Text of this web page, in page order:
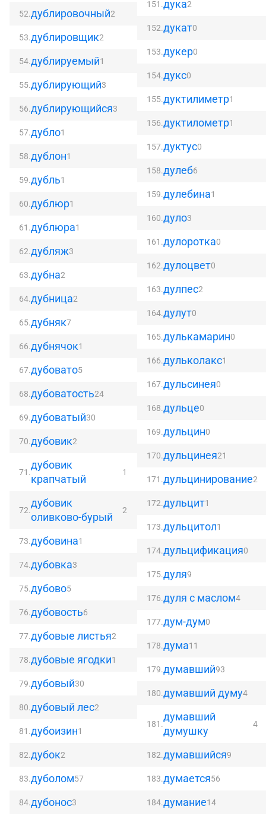
52.дублировочный2
53.дублировщик2
54.дублируемый1
55.дублирующий3
56.дублирующийся3
57.дубло1
58.дублон1
59.дубль1
60.дублюр1
61.дублюра1
62.дубляж3
63.дубна2
64.дубница2
65.дубняк7
66.дубнячок1
67.дубовато5
68.дубоватость24
69.дубоватый30
70.дубовик2
71.
дубовик
крапчатый
1
72.
дубовик
оливково-бурый
2
73.дубовина1
74.дубовка3
75.дубово5
76.дубовость6
77.дубовые листья2
78.дубовые ягодки1
79.дубовый30
80.дубовый лес2
81.дубоизин1
82.дубок2
83.дуболом57
84.дубонос3
151.дука2
152.дукат0
153.дукер0
154.дукс0
155.дуктилиметр1
156.дуктилометр1
157.дуктус0
158.дулеб6
159.дулебина1
160.дуло3
161.дулоротка0
162.дулоцвет0
163.дулпес2
164.дулут0
165.дулькамарин0
166.дульколакс1
167.дульсинея0
168.дульце0
169.дульцин0
170.дульцинея21
171.дульцинирование2
172.дульцит1
173.дульцитол1
174.дульцификация0
175.дуля9
176.дуля с маслом4
177.дум-дум0
178.дума11
179.думавший93
180.думавший думу4
181.
думавший
думушку
4
182.думавшийся9
183.думается56
184.думание14